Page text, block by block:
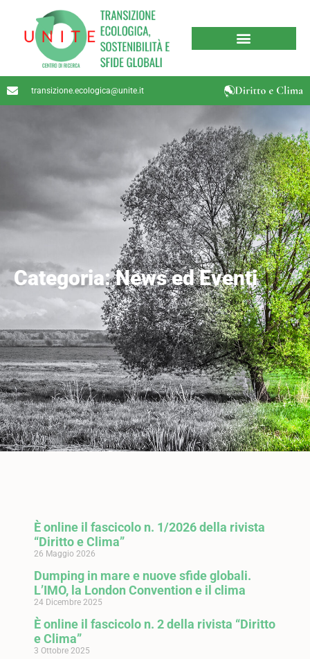
transizione.ecologica@unite.it
Categoria: News ed Eventi
È online il fascicolo n. 1/2026 della rivista
“Diritto e Clima”
26 Maggio 2026
Dumping in mare e nuove sfide globali.
L’IMO, la London Convention e il clima
24 Dicembre 2025
È online il fascicolo n. 2 della rivista “Diritto
e Clima”
3 Ottobre 2025